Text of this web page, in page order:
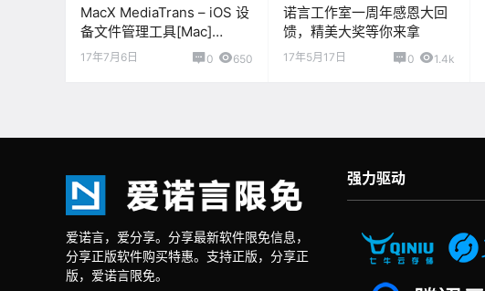
MacX MediaTrans – iOS 设
备文件管理工具[Mac]
[$59.95→0]
17年7月6日 0 650
诺言工作室一周年感恩大回
馈，精美大奖等你来拿
17年5月17日 0 1.4k
爱诺言，爱分享。分享最新软件限免信息，
分享正版软件购买特惠。支持正版，分享正
版，爱诺言限免。
强力驱动